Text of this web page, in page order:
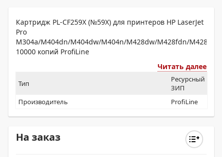
Картридж PL-CF259X (№59X) для принтеров HP LaserJet
Pro
M304a/M404dn/M404dw/M404n/M428dw/M428fdn/M428fdw
10000 копий ProfiLine
Читать далее
Тип
Ресурсный
ЗИП
Производитель
ProfiLine
На заказ